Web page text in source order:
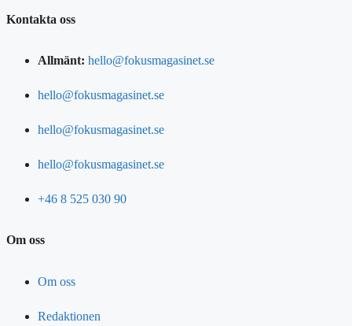
Kontakta oss
Allmänt: hello@fokusmagasinet.se
hello@fokusmagasinet.se
hello@fokusmagasinet.se
hello@fokusmagasinet.se
+46 8 525 030 90
Om oss
Om oss
Redaktionen